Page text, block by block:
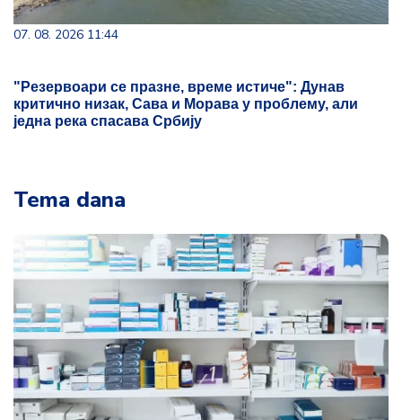
07. 08. 2026 11:44
"Резервоари се празне, време истиче": Дунав
критично низак, Сава и Морава у проблему, али
једна река спасава Србију
Tema dana